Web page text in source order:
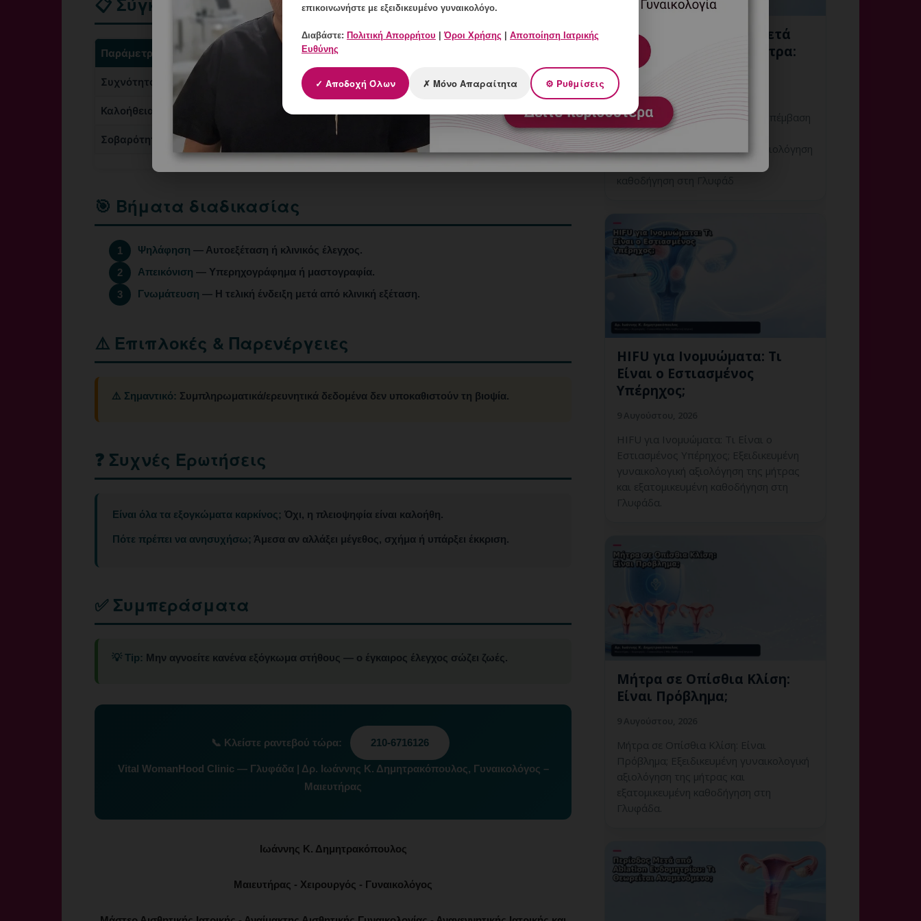
Παράμετρος εξόγκωμα στήθους
Συχνότητα 8 στις 10 γυναίκες ψηλαφούν κάποιο
Καλοήθεια ~80% είναι αθώα (κύστη, ίνωμα)
Σοβαρότητα Εξαρτάται από εξέταση & απεικόνιση
🎯 Βήματα διαδικασίας
1 Ψηλάφηση — Αυτοεξέταση ή κλινικός έλεγχος.
2
Απεικόνιση — Υπερηχογράφημα ή μαστογραφία.
3
Γνωμάτευση — Η τελική ένδειξη μετά από κλινική εξέταση.
⚠️ Επιπλοκές & Παρενέργειες
⚠️ Σημαντικό: Συμπληρωματικά/ερευνητικά δεδομένα δεν υποκαθιστούν τη βιοψία.
❓ Συχνές Ερωτήσεις
Είναι όλα τα εξογκώματα καρκίνος; Όχι, η πλειοψηφία είναι καλοήθη.
Πότε πρέπει να ανησυχήσω; Άμεσα αν αλλάξει μέγεθος, σχήμα ή υπάρξει έκκριση.
✅ Συμπεράσματα
💡 Tip: Μην αγνοείτε κανένα εξόγκωμα στήθους — ο έγκαιρος έλεγχος σώζει ζωές.
📞 Κλείστε ραντεβού τώρα: 210-6716126
Vital WomanHood Clinic — Γλυφάδα | Δρ. Ιωάννης Κ. Δημητρακόπουλος, Γυναικολόγος –
Μαιευτήρας
Ιωάννης Κ. Δημητρακόπουλος
Μαιευτήρας - Χειρουργός - Γυναικολόγος
Ιστολογική Εξέταση Μετά
από Επέμβαση στη Μήτρα:
Πώς Ερμηνεύεται;
9 Αυγούστου, 2026
Ιστολογική Εξέταση Μετά από Επέμβαση
στη Μήτρα: Πώς Ερμηνεύεται;
Εξειδικευμένη γυναικολογική αξιολόγηση
καθοδήγηση στη Γλυφάδ
HIFU για Ινομυώματα: Τι
Είναι ο Εστιασμένος
Υπέρηχος;
HIFU για Ινομυώματα: Τι Είναι ο
Εστιασμένος Υπέρηχος; Εξειδικευμένη
γυναικολογική αξιολόγηση της μήτρας
και εξατομικευμένη καθοδήγηση στη
Γλυφάδα.
Μήτρα σε Οπίσθια Κλίση:
Είναι Πρόβλημα;
Μήτρα σε Οπίσθια Κλίση: Είναι
Πρόβλημα; Εξειδικευμένη γυναικολογική
αξιολόγηση της μήτρας και
εξατομικευμένη καθοδήγηση στη
Γλυφάδα.
επικοινωνήστε με εξειδικευμένο γυναικολόγο.
Διαβάστε: Πολιτική Απορρήτου |Όροι Χρήσης | Αποποίηση Ιατρικής
Ευθύνης
✓ Αποδοχή Όλων ✗ Μόνο Απαραίτητα ⚙ Ρυθμίσεις